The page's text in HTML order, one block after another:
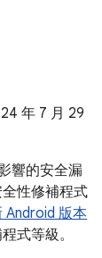
年 7 月 29
響的安全漏
性修補程式
Android 版本
式等級。